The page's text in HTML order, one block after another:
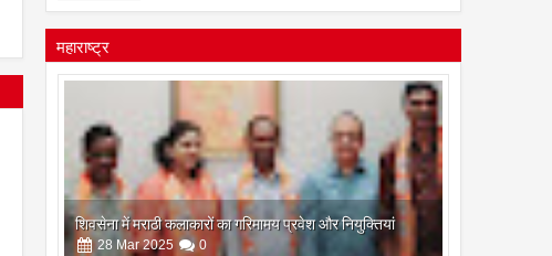
महाराष्ट्र
शिवसेना में मराठी कलाकारों का गरिमामय प्रवेश और नियुक्तियां
28 Mar 2025 0